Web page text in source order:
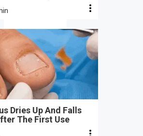
Dries Up And Falls
The First Use